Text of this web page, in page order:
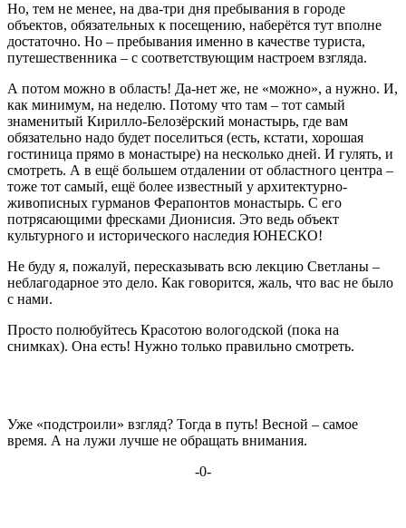
Но, тем не менее, на два-три дня пребывания в городе
объектов, обязательных к посещению, наберётся тут вполне
достаточно. Но – пребывания именно в качестве туриста,
путешественника – с соответствующим настроем взгляда.
А потом можно в область! Да-нет же, не «можно», а нужно. И,
как минимум, на неделю. Потому что там – тот самый
знаменитый Кирилло-Белозёрский монастырь, где вам
обязательно надо будет поселиться (есть, кстати, хорошая
гостиница прямо в монастыре) на несколько дней. И гулять, и
смотреть. А в ещё большем отдалении от областного центра –
тоже тот самый, ещё более известный у архитектурно-
живописных гурманов Ферапонтов монастырь. С его
потрясающими фресками Дионисия. Это ведь объект
культурного и исторического наследия ЮНЕСКО!
Не буду я, пожалуй, пересказывать всю лекцию Светланы –
неблагодарное это дело. Как говорится, жаль, что вас не было
с нами.
Просто полюбуйтесь Красотою вологодской (пока на
снимках). Она есть! Нужно только правильно смотреть.
Уже «подстроили» взгляд? Тогда в путь! Весной – самое
время. А на лужи лучше не обращать внимания.
-0-